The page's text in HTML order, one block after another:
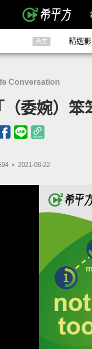
英文 精選影
Conversation
（委婉）
• 2021-08-22